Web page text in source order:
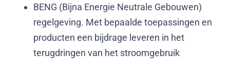
BENG (Bijna Energie Neutrale Gebouwen)
regelgeving. Met bepaalde toepassingen en
producten een bijdrage leveren in het
terugdringen van het stroomgebruik